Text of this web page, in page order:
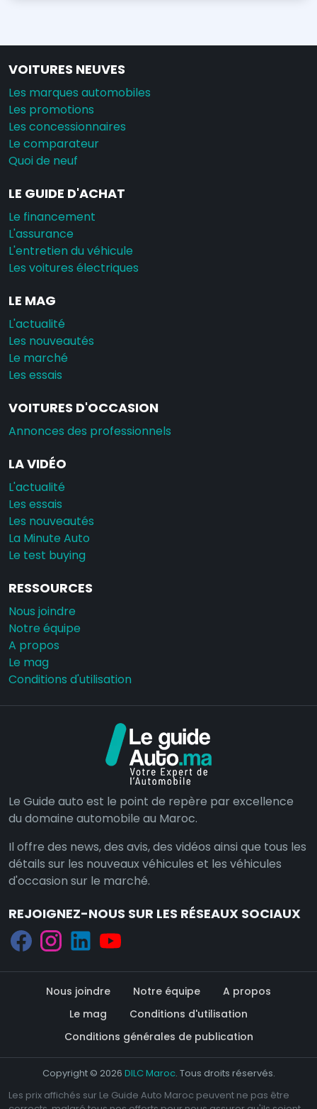
VOITURES NEUVES
Les marques automobiles
Les promotions
Les concessionnaires
Le comparateur
Quoi de neuf
LE GUIDE D'ACHAT
Le financement
L'assurance
L'entretien du véhicule
Les voitures électriques
LE MAG
L'actualité
Les nouveautés
Le marché
Les essais
VOITURES D'OCCASION
Annonces des professionnels
LA VIDÉO
L'actualité
Les essais
Les nouveautés
La Minute Auto
Le test buying
RESSOURCES
Nous joindre
Notre équipe
A propos
Le mag
Conditions d'utilisation
Le Guide auto est le point de repère par excellence
du domaine automobile au Maroc.
Il offre des news, des avis, des vidéos ainsi que tous les
détails sur les nouveaux véhicules et les véhicules
d'occasion sur le marché.
REJOIGNEZ-NOUS SUR LES RÉSEAUX SOCIAUX
Nous joindre Notre équipe
A propos
Le mag
Conditions d'utilisation
Conditions générales de publication
Copyright © 2026 DILC Maroc. Tous droits réservés.
Les prix affichés sur Le Guide Auto Maroc peuvent ne pas être